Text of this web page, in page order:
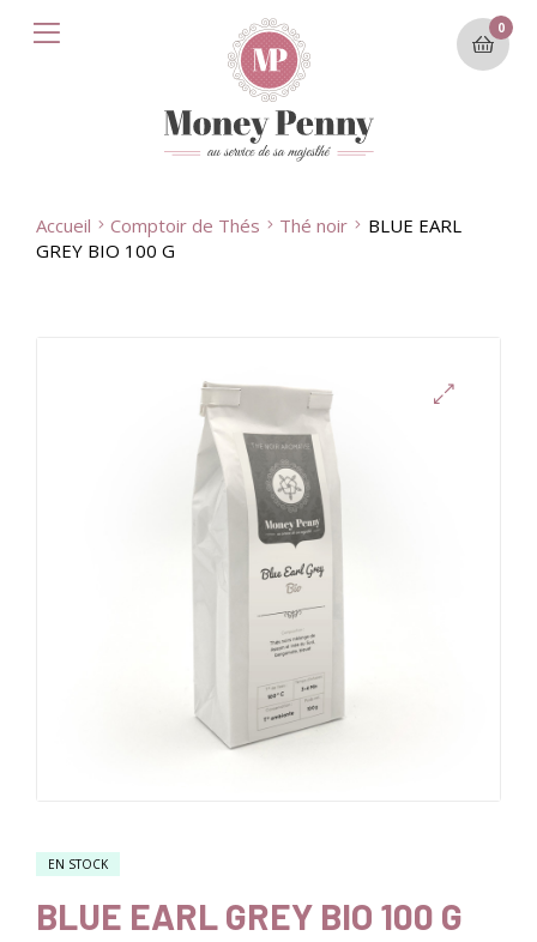
0
Accueil Comptoir de Thés Thé noir
BLUE EARL
GREY BIO 100 G
EN STOCK
BLUE EARL GREY BIO 100 G